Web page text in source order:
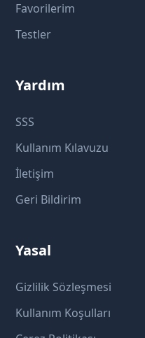
Favorilerim
Testler
Yardım
SSS
Kullanım Kılavuzu
İletişim
Geri Bildirim
Yasal
Gizlilik Sözleşmesi
Kullanım Koşulları